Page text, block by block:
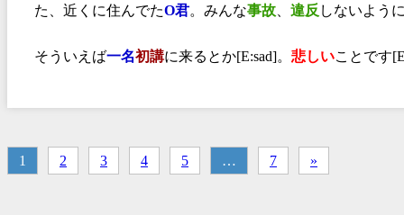
た、近くに住んでたO君。みんな事故 違反 しないよう
そういえば一名初講に来るとか[E:sad]。 悲しいことです
1 2 3 4 5 … 7 »